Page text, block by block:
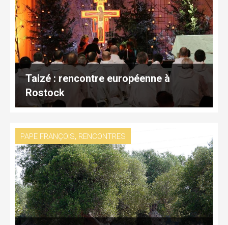
Taizé : rencontre européenne à
Rostock
PAPE FRANÇOIS, RENCONTRES